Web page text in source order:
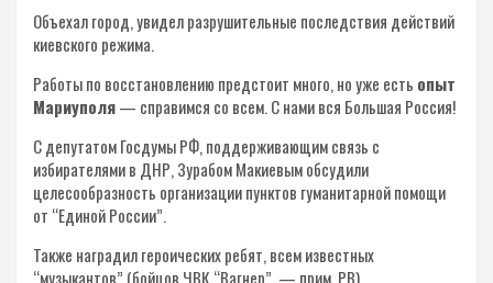
Объехал город, увидел разрушительные последствия действий
киевского режима.
Работы по восстановлению предстоит много, но уже есть опыт
Мариуполя— справимся со всем. С нами вся Большая Россия!
С депутатом Госдумы РФ, поддерживающим связь с
избирателями в ДНР, Зурабом Макиевым обсудили
целесообразность организации пунктов гуманитарной помощи
от “Единой России”.
Также наградил героических ребят, всем известных
“музыкантов” (бойцов ЧВК “Вагнер”, — прим. РВ).